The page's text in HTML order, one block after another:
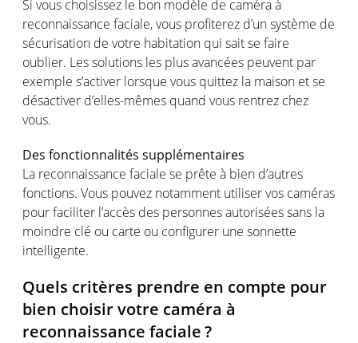
Si vous choisissez le bon modèle de caméraà
reconnaissance faciale,vous profiterez d’unsystème de
sécurisation de votre habitation qui saitse faire
oublier. Les solutions les plusavancées peuvent par
exemple s’activer lorsque vous quittez la maison et se
désactiver d’elles-mêmes quand vous rentrez chez
vous.
Des fonctionnalités supplémentaires
La reconnaissance faciale se prête à bien d’autres
fonctions. Vous pouvez notamment utiliservos caméras
pourfaciliter l’accès des personnesautoriséessans la
moindre clé ou carte ou configurer une sonnette
intelligente.
Quels critères prendre en compte pour
bien choisirvotre caméra à
reconnaissance faciale?